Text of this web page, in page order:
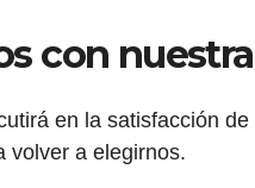
con
en la satisfacción
volver a elegirnos.